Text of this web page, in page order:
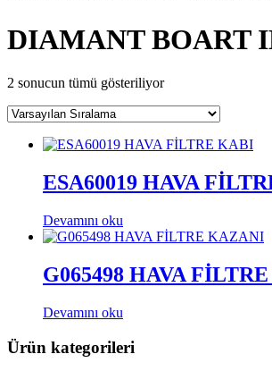
DIAMANT BOART
2 sonucun tümü gösteriliyor
ESA60019 HAVA
Devamını oku
G065498 HAVA
Devamını oku
Ürün kategorileri